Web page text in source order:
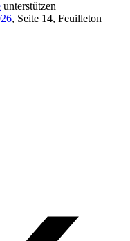
unterstützen
, Seite 14, Feuilleton